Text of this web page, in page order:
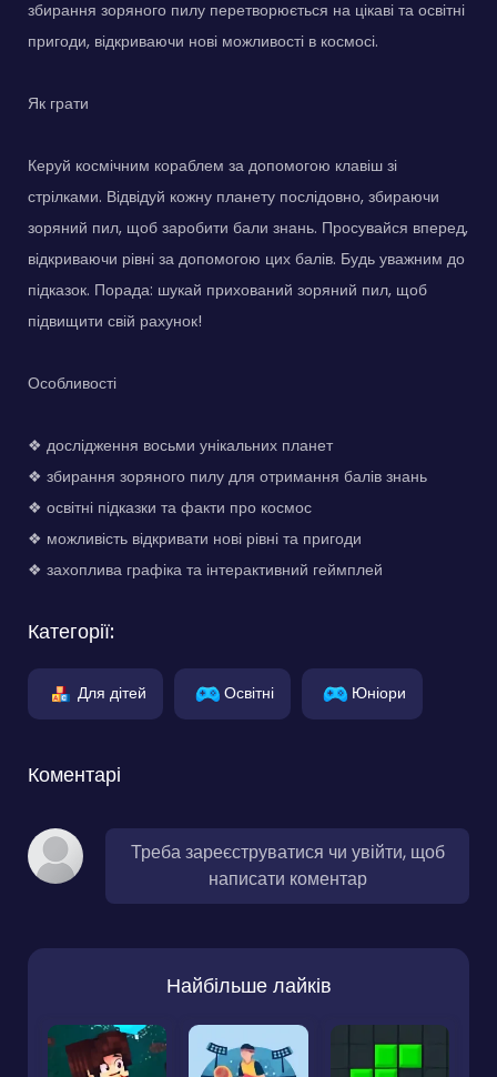
збирання зоряного пилу перетворюється на цікаві та освітні
пригоди, відкриваючи нові можливості в космосі.
Як грати
Керуй космічним кораблем за допомогою клавіш зі
стрілками. Відвідуй кожну планету послідовно, збираючи
зоряний пил, щоб заробити бали знань. Просувайся вперед,
відкриваючи рівні за допомогою цих балів. Будь уважним до
підказок. Порада: шукай прихований зоряний пил, щоб
підвищити свій рахунок!
Особливості
❖ дослідження восьми унікальних планет
❖ збирання зоряного пилу для отримання балів знань
❖ освітні підказки та факти про космос
❖ можливість відкривати нові рівні та пригоди
❖ захоплива графіка та інтерактивний геймплей
Категорії:
Для дітей Освітні Юніори
Коментарі
Треба зареєструватися чи увійти, щоб
написати коментар
Найбільше лайків